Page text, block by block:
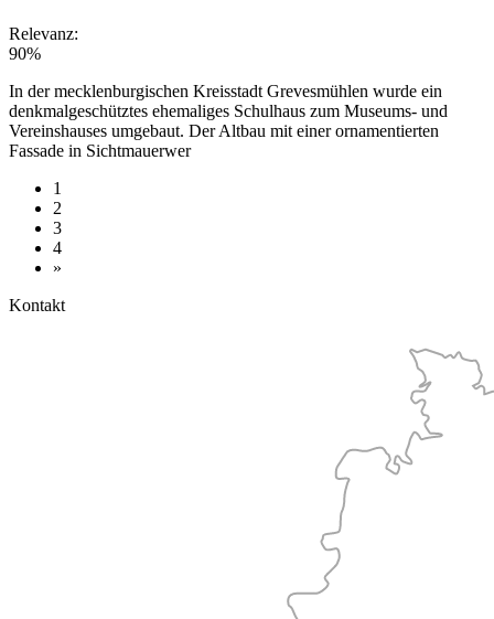
Relevanz:
90%
In der mecklenburgischen Kreisstadt Grevesmühlen wurde ein
denkmalgeschütztes ehemaliges Schulhaus zum Museums- und
Vereinshauses umgebaut. Der Altbau mit einer ornamentierten
Fassade in Sichtmauerwer
1
2
3
4
»
Kontakt